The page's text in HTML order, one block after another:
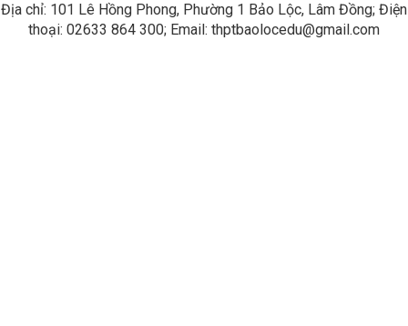
Địa chỉ: 101 Lê Hồng Phong, Phường 1 Bảo Lộc, Lâm Đồng; Điện
thoại: 02633 864 300; Email: thptbaolocedu@gmail.com